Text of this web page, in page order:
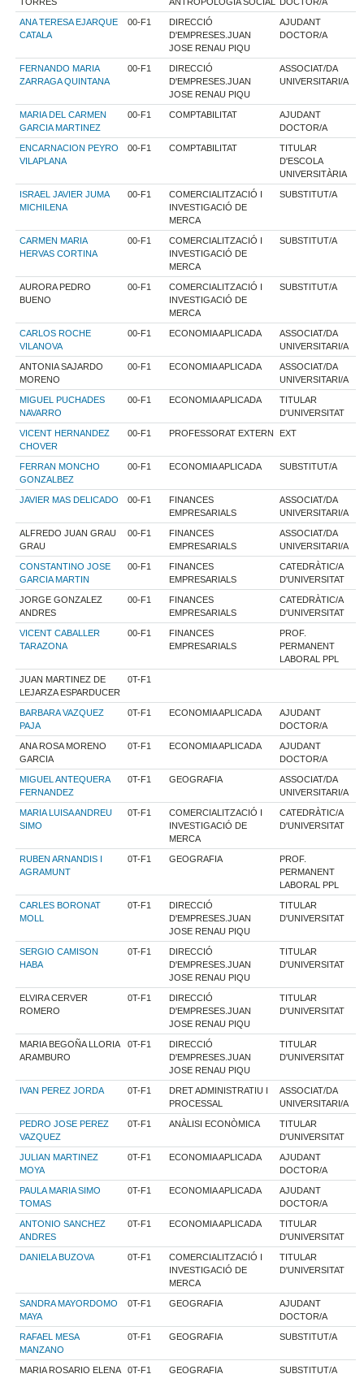
ANA TERESA EJARQUE
CATALA
00-F1
DIRECCIÓ
D'EMPRESES.JUAN
JOSE RENAU PIQU
AJUDANT
DOCTOR/A
FERNANDO MARIA
ZARRAGA QUINTANA
00-F1
DIRECCIÓ
D'EMPRESES.JUAN
JOSE RENAU PIQU
ASSOCIAT/DA
UNIVERSITARI/A
MARIA DEL CARMEN
GARCIA MARTINEZ
00-F1 COMPTABILITAT
AJUDANT
DOCTOR/A
ENCARNACION PEYRO
VILAPLANA
00-F1 COMPTABILITAT
TITULAR
D'ESCOLA
UNIVERSITÀRIA
ISRAEL JAVIER JUMA
MICHILENA
00-F1
COMERCIALITZACIÓ I
INVESTIGACIÓ DE
MERCA
SUBSTITUT/A
CARMEN MARIA
HERVAS CORTINA
00-F1
COMERCIALITZACIÓ I
INVESTIGACIÓ DE
MERCA
SUBSTITUT/A
AURORA PEDRO
BUENO
00-F1
COMERCIALITZACIÓ I
INVESTIGACIÓ DE
MERCA
SUBSTITUT/A
CARLOS ROCHE
VILANOVA
00-F1 ECONOMIA APLICADA
ASSOCIAT/DA
UNIVERSITARI/A
ANTONIA SAJARDO
MORENO
00-F1 ECONOMIA APLICADA
ASSOCIAT/DA
UNIVERSITARI/A
MIGUEL PUCHADES
NAVARRO
00-F1 ECONOMIA APLICADA
TITULAR
D'UNIVERSITAT
VICENT HERNANDEZ
CHOVER
00-F1 PROFESSORAT EXTERN EXT
FERRAN MONCHO
GONZALBEZ
00-F1 ECONOMIA APLICADA SUBSTITUT/A
JAVIER MAS DELICADO 00-F1
FINANCES
EMPRESARIALS
ASSOCIAT/DA
UNIVERSITARI/A
ALFREDO JUAN GRAU
GRAU
00-F1
FINANCES
EMPRESARIALS
ASSOCIAT/DA
UNIVERSITARI/A
CONSTANTINO JOSE
GARCIA MARTIN
00-F1
FINANCES
EMPRESARIALS
CATEDRÀTIC/A
D'UNIVERSITAT
JORGE GONZALEZ
ANDRES
00-F1
FINANCES
EMPRESARIALS
CATEDRÀTIC/A
D'UNIVERSITAT
VICENT CABALLER
TARAZONA
00-F1
FINANCES
EMPRESARIALS
PROF.
PERMANENT
LABORAL PPL
JUAN MARTINEZ DE
LEJARZA ESPARDUCER
0T-F1
BARBARA VAZQUEZ
PAJA
0T-F1 ECONOMIA APLICADA
AJUDANT
DOCTOR/A
ANA ROSA MORENO
GARCIA
0T-F1 ECONOMIA APLICADA
AJUDANT
DOCTOR/A
MIGUEL ANTEQUERA
FERNANDEZ
0T-F1 GEOGRAFIA
ASSOCIAT/DA
UNIVERSITARI/A
MARIA LUISA ANDREU
SIMO
0T-F1
COMERCIALITZACIÓ I
INVESTIGACIÓ DE
MERCA
CATEDRÀTIC/A
D'UNIVERSITAT
RUBEN ARNANDIS I
AGRAMUNT
0T-F1 GEOGRAFIA
PROF.
PERMANENT
LABORAL PPL
CARLES BORONAT
MOLL
0T-F1
DIRECCIÓ
D'EMPRESES.JUAN
JOSE RENAU PIQU
TITULAR
D'UNIVERSITAT
SERGIO CAMISON
HABA
0T-F1
DIRECCIÓ
D'EMPRESES.JUAN
JOSE RENAU PIQU
TITULAR
D'UNIVERSITAT
ELVIRA CERVER
ROMERO
0T-F1
DIRECCIÓ
D'EMPRESES.JUAN
JOSE RENAU PIQU
TITULAR
D'UNIVERSITAT
MARIA BEGOÑA LLORIA
ARAMBURO
0T-F1
DIRECCIÓ
D'EMPRESES.JUAN
JOSE RENAU PIQU
TITULAR
D'UNIVERSITAT
IVAN PEREZ JORDA 0T-F1
DRET ADMINISTRATIU I
PROCESSAL
ASSOCIAT/DA
UNIVERSITARI/A
PEDRO JOSE PEREZ
VAZQUEZ
0T-F1 ANÀLISI ECONÒMICA
TITULAR
D'UNIVERSITAT
JULIAN MARTINEZ
MOYA
0T-F1 ECONOMIA APLICADA
AJUDANT
DOCTOR/A
PAULA MARIA SIMO
TOMAS
0T-F1 ECONOMIA APLICADA
AJUDANT
DOCTOR/A
ANTONIO SANCHEZ
ANDRES
0T-F1 ECONOMIA APLICADA
TITULAR
D'UNIVERSITAT
DANIELA BUZOVA 0T-F1
COMERCIALITZACIÓ I
INVESTIGACIÓ DE
MERCA
TITULAR
D'UNIVERSITAT
SANDRA MAYORDOMO
MAYA
0T-F1 GEOGRAFIA
AJUDANT
DOCTOR/A
RAFAEL MESA
MANZANO
0T-F1 GEOGRAFIA SUBSTITUT/A
MARIA ROSARIO ELENA
0T-F1 GEOGRAFIA SUBSTITUT/A